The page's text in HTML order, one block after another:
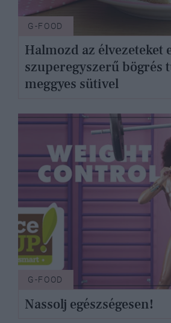
G-FOOD
Halmozd az élvezeteket
szuperegyszerű bögrés
meggyes sütivel
G-FOOD
Nassolj egészségesen!